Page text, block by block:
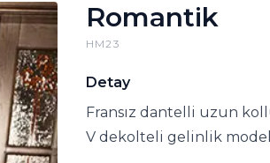
Romantik
HM23
Detay
Fransız dantelli uzun
V dekolteli gelinlik